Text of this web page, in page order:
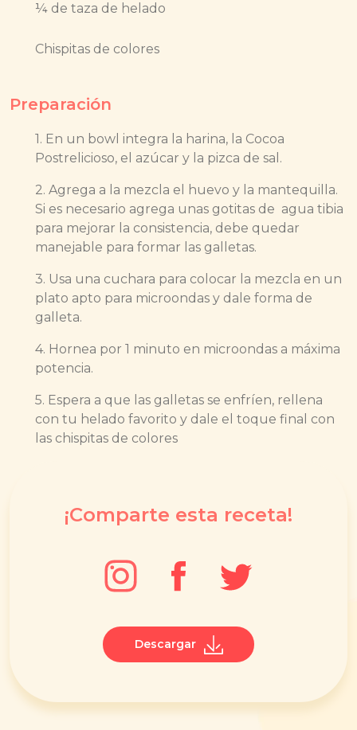
¼ de taza de helado
Chispitas de colores
Preparación
1. En un bowl integra la harina, la Cocoa
Postrelicioso, el azúcar y la pizca de sal.
2. Agrega a la mezcla el huevo y la mantequilla.
Si es necesario agrega unas gotitas de agua tibia
para mejorar la consistencia, debe quedar
manejable para formar las galletas.
3. Usa una cuchara para colocar la mezcla en un
plato apto para microondas y dale forma de
galleta.
4. Hornea por 1 minuto en microondas a máxima
potencia.
5. Espera a que las galletas se enfríen, rellena
con tu helado favorito y dale el toque final con
las chispitas de colores
¡Comparte esta receta!
Descargar